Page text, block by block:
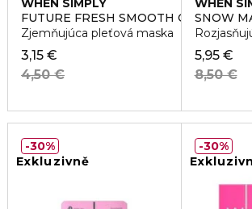
WHEN SIMPLY
FUTURE FRESH SMOOTH OUT
Zjemňujúca pleťová maska
3,15 €
4,50 €
WHEN
SNOW
5,95 €
8,50 €
Exkluzivně
30%
30%